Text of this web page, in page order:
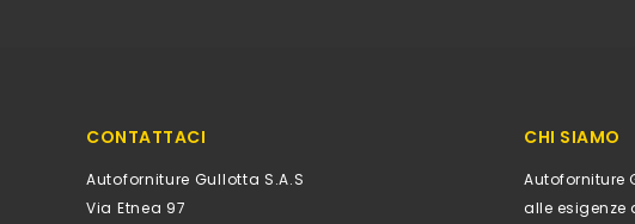
CONTATTACI
Autoforniture Gullotta S.a.s
Via Etnea 97
CHI SIAMO
Autoforniture
alle esigenze